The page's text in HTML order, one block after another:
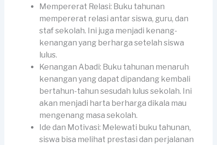
Mempererat Relasi: Buku tahunan
mempererat relasi antar siswa, guru, dan
staf sekolah. Ini juga menjadi kenang-
kenangan yang berharga setelah siswa
lulus.
Kenangan Abadi: Buku tahunan menaruh
kenangan yang dapat dipandang kembali
bertahun-tahun sesudah lulus sekolah. Ini
akan menjadi harta berharga dikala mau
mengenang masa sekolah.
Ide dan Motivasi: Melewati buku tahunan,
siswa bisa melihat prestasi dan perjalanan